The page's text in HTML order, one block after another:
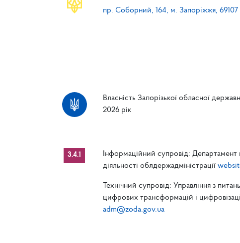
пр. Соборний, 164, м. Запоріжжя, 69107
Власність Запорізької обласної
2026 рік
3.4.1
Інформаційний супровід: Департамент
діяльності облдержадміністрації
Технічний супровід: Управління з
цифрових трансформацій і
adm@zoda.gov.ua